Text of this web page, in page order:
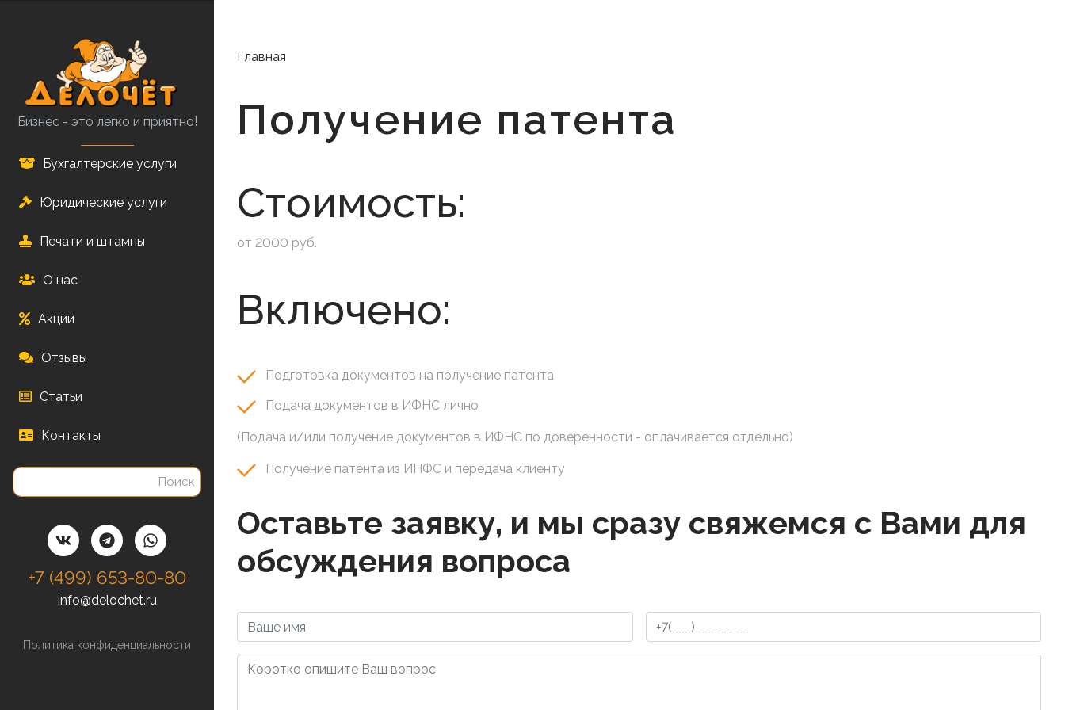
содержанию
Бизнес - это легко и приятно!
Бухгалтерские услуги
Юридические услуги
Печати и штампы
О нас
Акции
Отзывы
Статьи
Контакты
+7 (499) 653-80-80
info@delochet.ru
Политика конфиденциальности
Главная
Получение патента
Стоимость:
от 2000 руб.
Включено:
Подготовка документов на получение патента
Подача документов в ИФНС лично
(Подача и/или получение документов в ИФНС по доверенности - оплачивается отдельно)
Получение патента из ИНФС и передача клиенту
Оставьте заявку, и мы сразу свяжемся с Вами для
обсуждения вопроса